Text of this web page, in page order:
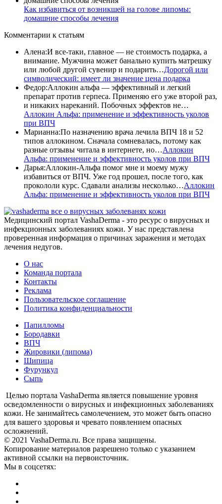
Как избавиться от возникшей на голове липомы:
домашние способы лечения
Комментарии к статьям
Алена:И все-таки, главное — не стоимость подарка, а
внимание. Мужчина может банально купить матрешку
или любой другой сувенир и подарить…Дорогой или
символический: имеет ли значение цена подарка
Федор:Аллокин альфа — эффективный и легкий
препарат против герпеса. Применяю его уже второй раз,
и никаких нареканий. Побочных эффектов не…
Аллокин Альфа: применение и эффективность уколов
при ВПЧ
Марианна:По назначению врача лечила ВПЧ 18 и 52
типов аллокином. Сначала сомневалась, потому как
разные отзывы читала в интернете, но…Аллокин
Альфа: применение и эффективность уколов при ВПЧ
Дарья:Аллокин-Альфа помог мне и моему мужу
избавиться от ВПЧ. Уже год прошел, после того, как
прокололи курс. Сдавали анализы несколько…Аллокин
Альфа: применение и эффективность уколов при ВПЧ
все о вирусных заболеванях кожи
Медицинский портал VashaDerma - это ресурс о вирусных и
инфекционных заболеваниях кожи. У нас представлена
проверенная информация о причинах заражения и методах
лечения недугов.
О нас
Команда портала
Контакты
Реклама
Пользовательское соглашение
Политика конфиденциальности
Папилломы
Бородавки
ВПЧ
Жировики (липома)
Шипица
Фурункул
Сыпь
Целью портала VashaDerma является повышение уровня
осведомленности о вирусных и инфекционных заболеваниях
кожи. Не занимайтесь самолечением, это может быть опасно
для вашего здоровья и чревато появлением опасных
осложнений.
© 2021 VashaDerma.ru. Все права защищены.
Копирование материалов разрешено только с указанием
активной ссылки на первоисточник.
Мы в соцсетях: